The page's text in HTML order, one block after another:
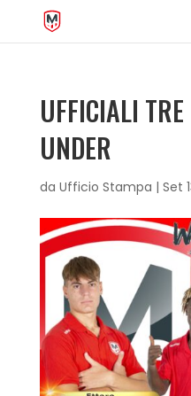
UFFICIALI
UNDER
da Ufficio Stampa | Set